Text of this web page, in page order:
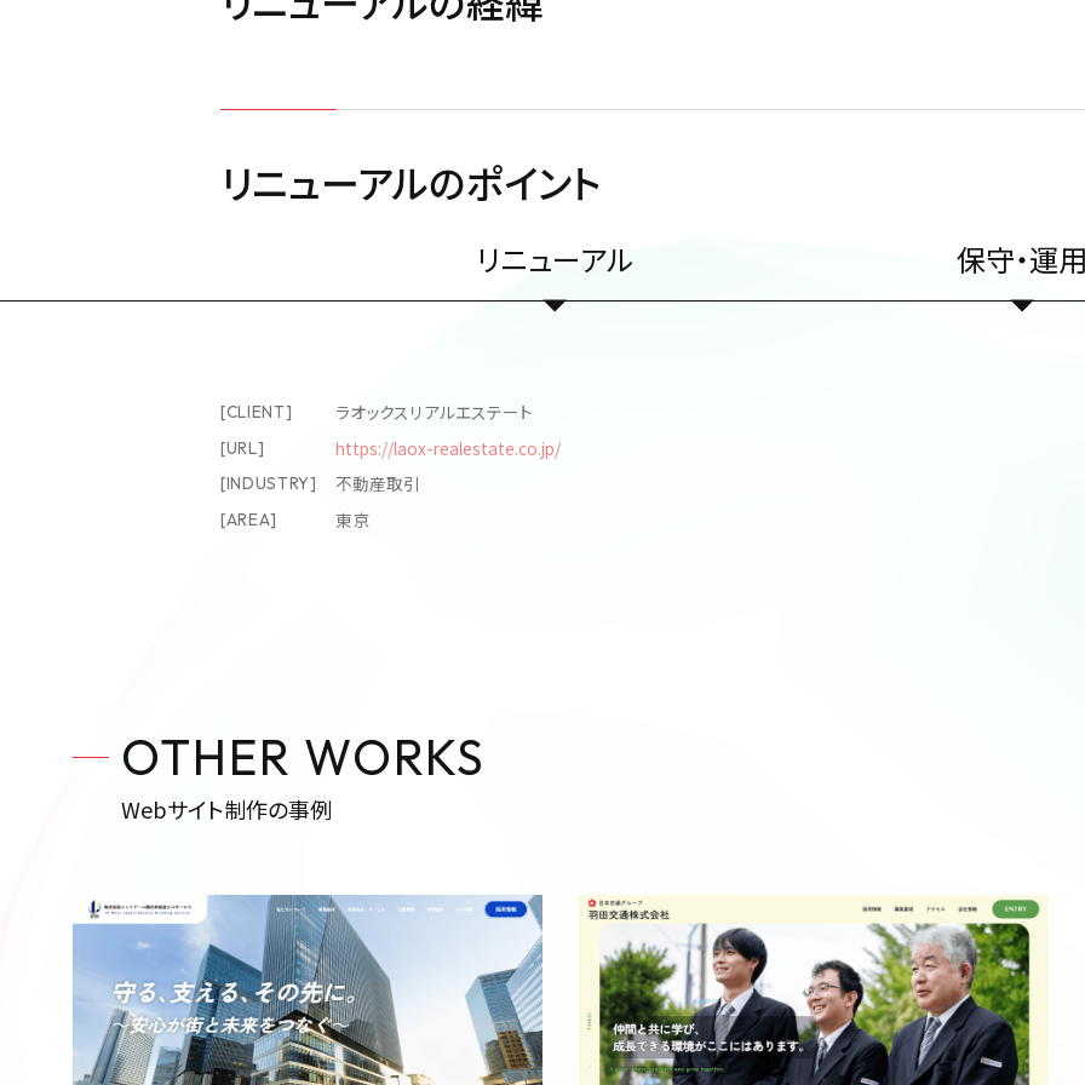
リニューアルのポイント
リニューアル 保守・運
[CLIENT] ラオックスリアルエステート
[URL] https://laox-realestate.co.jp/
[INDUSTRY] 不動産取引
[AREA] 東京
OTHER WORKS
Webサイト制作の事例
トップページ 企業情報